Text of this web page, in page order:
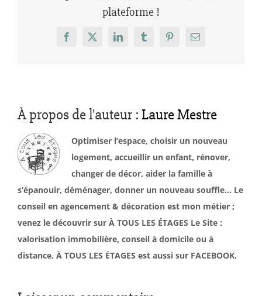
plateforme !
Facebook
X LinkedInTumblrPinterestEmail
À propos de l'auteur : Laure Mestre
Optimiser l’espace, choisir un nouveau
logement, accueillir un enfant, rénover,
changer de décor, aider la famille à
s’épanouir, déménager, donner un nouveau souffle… Le
conseil en agencement & décoration est mon métier ;
venez le découvrir sur À TOUS LES ÉTAGES Le Site :
valorisation immobilière, conseil à domicile ou à
distance. À TOUS LES ÉTAGES est aussi sur FACEBOOK.